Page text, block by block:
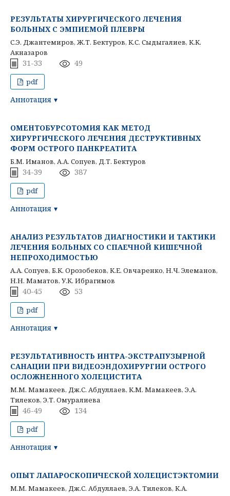
РЕЗУЛЬТАТЫ ХИРУРГИЧЕСКОГО ЛЕЧЕНИЯ
БОЛЬНЫХ С ЭМПИЕМОЙ ПЛЕВРЫ
С.Э. Джантемиров, Ж.Т. Бектуров, К.С. Сыдыгалиев, К.К.
Акназаров
31-33 49
pdf
Аннотация
ОМЕНТОБУРСОТОМИЯ КАК МЕТОД
ХИРУРГИЧЕСКОГО ЛЕЧЕНИЯ ДЕСТРУКТИВНЫХ
ФОРМ ОСТРОГО ПАНКРЕАТИТА
Б.М. Иманов, А.А. Сопуев, Д.Т. Бектуров
34-39 387
pdf
Аннотация
АНАЛИЗ РЕЗУЛЬТАТОВ ДИАГНОСТИКИ И ТАКТИКИ
ЛЕЧЕНИЯ БОЛЬНЫХ СО СПАЕЧНОЙ КИШЕЧНОЙ
НЕПРОХОДИМОСТЬЮ
A.A. Сопуев, Б.К. Орозобеков, К.Е. Овчаренко, Н.Ч. Элеманов,
Н.Н. Маматов, У.К. Ибрагимов
40-45 53
pdf
Аннотация
РЕЗУЛЬТАТИВНОСТЬ ИНТРА-ЭКСТРАПУЗЫРНОЙ
САНАЦИИ ПРИ ВИДЕОЭНДОХИРУРГИИ ОСТРОГО
ОСЛОЖНЕННОГО ХОЛЕЦИСТИТА
М.М. Мамакеев, Дж.С. Абдуллаев, К.М. Мамакеев, Э.А.
Тилеков, Э.Т. Омуралиева
46-49 134
pdf
Аннотация
ОПЫТ ЛАПАРОСКОПИЧЕСКОЙ ХОЛЕЦИСТЭКТОМИИ
М.М. Мамакеев, Дж.С. Абдуллаев, Э.А. Тилеков, К.А.